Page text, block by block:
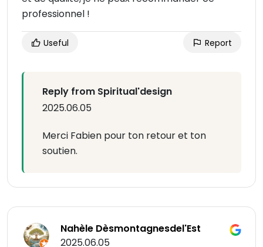
professionnel !
Useful Report
Reply from Spiritual'design
2025.06.05
Merci Fabien pour ton retour et ton
soutien.
Nahèle Dèsmontagnesdel'Est
2025.06.05